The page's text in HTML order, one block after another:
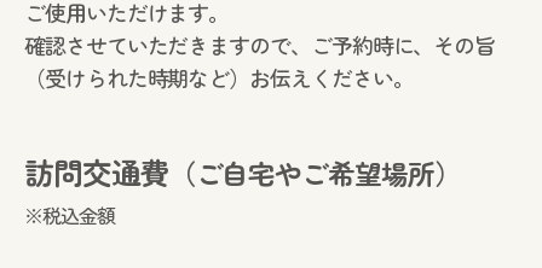
ご使用いただけます。
確認させていただきますので、ご予約時に、その旨
（受けられた時期など）お伝えください。
訪問交通費 （ご自宅やご希望場所）
※税込金額